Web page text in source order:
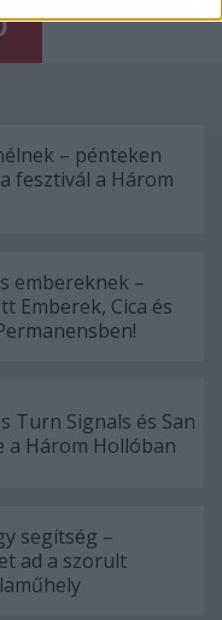
– pénteken
fesztivál a Három
embereknek –
Emberek, Cica és
Turn Signals és San
a Három Hollóban
segítség –
ad a szorult